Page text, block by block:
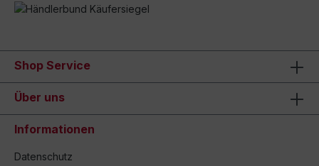
Shop Service
Über uns
Informationen
Datenschutz